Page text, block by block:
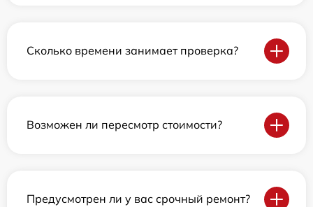
Сколько времени занимает проверка?
Возможен ли пересмотр стоимости?
Предусмотрен ли у вас срочный ремонт?